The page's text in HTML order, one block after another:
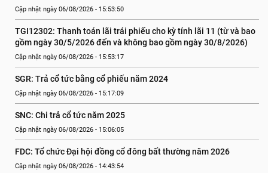
Cập nhật ngày 06/08/2026 - 15:53:50
TGI12302: Thanh toán lãi trái phiếu cho kỳ tính lãi 11 (từ và bao
gồm ngày 30/5/2026 đến và không bao gồm ngày 30/8/2026)
Cập nhật ngày 06/08/2026 - 15:53:17
SGR: Trả cổ tức bằng cổ phiếu năm 2024
Cập nhật ngày 06/08/2026 - 15:17:09
SNC: Chi trả cổ tức năm 2025
Cập nhật ngày 06/08/2026 - 15:06:05
FDC: Tổ chức Đại hội đồng cổ đông bất thường năm 2026
Cập nhật ngày 06/08/2026 - 14:43:54